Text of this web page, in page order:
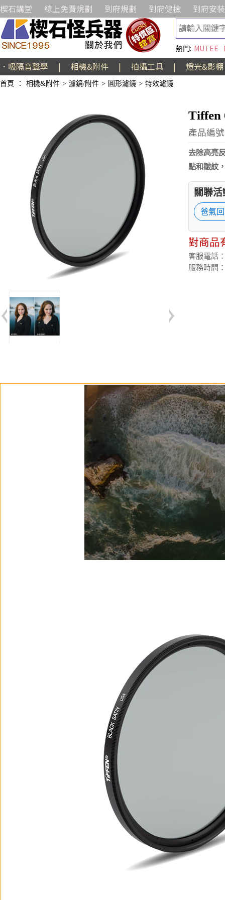
楔石講堂 線上免費規劃 到府規劃 到府健檢 到府安裝
熱門: MUTEE
．吸隔音聲學 | 相機&附件 | 拍攝工具 | 燈光&影棚
首頁 ： 相機&附件 > 濾鏡/附件 > 圓形濾鏡 > 特效濾鏡
Tiffen
產品編
去除高亮
點和皺紋
關聯
爸氣
對商品
客服電話
服務時間